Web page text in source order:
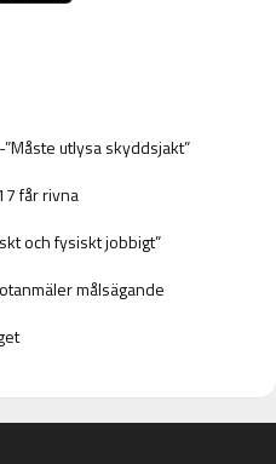
utlysa skyddsjakt”
får rivna
och fysiskt jobbigt”
målsägande